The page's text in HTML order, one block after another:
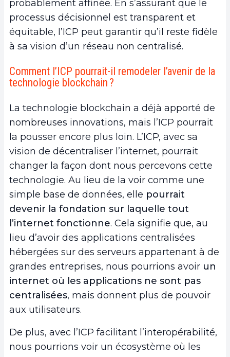
probablement affinée. En s’assurant que le
processus décisionnel est transparent et
équitable, l’ICP peut garantir qu’il reste fidèle
à sa vision d’un réseau non centralisé.
Comment l’ICP pourrait-il remodeler l’avenir de la
technologie blockchain ?
La technologie blockchain a déjà apporté de
nombreuses innovations, mais l’ICP pourrait
la pousser encore plus loin. L’ICP, avec sa
vision de décentraliser l’internet, pourrait
changer la façon dont nous percevons cette
technologie. Au lieu de la voir comme une
simple base de données, elle pourrait
devenir la fondation sur laquelle tout
l’internet fonctionne. Cela signifie que, au
lieu d’avoir des applications centralisées
hébergées sur des serveurs appartenant à de
grandes entreprises, nous pourrions avoir un
internet où les applications ne sont pas
centralisées, mais donnent plus de pouvoir
aux utilisateurs.
De plus, avec l’ICP facilitant l’interopérabilité,
nous pourrions voir un écosystème où les